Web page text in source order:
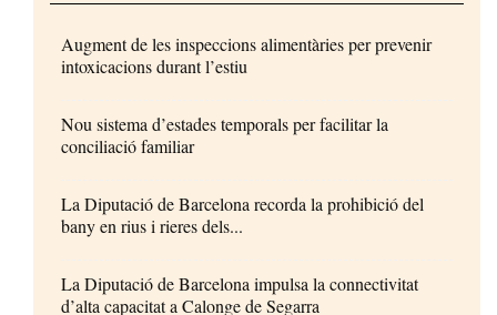
Augment de les inspeccions alimentàries per prevenir
intoxicacions durant l’estiu
Nou sistema d’estades temporals per facilitar la
conciliació familiar
La Diputació de Barcelona recorda la prohibició del
bany en rius i rieres dels...
La Diputació de Barcelona impulsa la connectivitat
d’alta capacitat a Calonge de Segarra